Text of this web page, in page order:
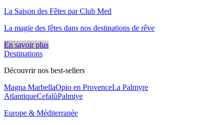
La Saison des Fêtes par Club Med
La magie des fêtes dans nos destinations de rêve​
En savoir plus
Destinations
Découvrir nos best-sellers
Magna MarbellaOpio en ProvenceLa Palmyre
AtlantiqueCefalùPalmiye
Europe & Méditerranée